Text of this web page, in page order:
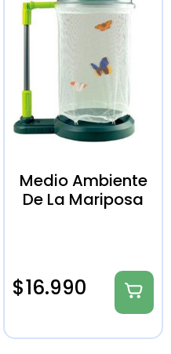
Medio Ambiente
De La Mariposa
$16.990